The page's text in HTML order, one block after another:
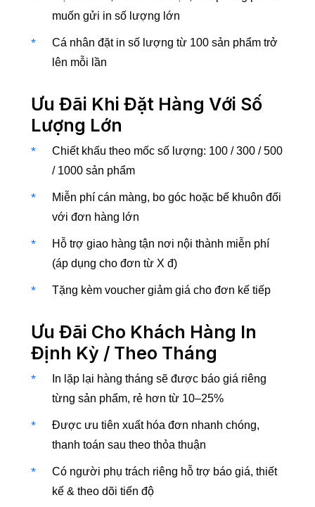
muốn gửi in số lượng lớn
Cá nhân đặt in số lượng từ 100 sản phẩm trở
lên mỗi lần
Ưu Đãi Khi Đặt Hàng Với Số
Lượng Lớn
Chiết khấu theo mốc số lượng: 100 / 300 / 500
/ 1000 sản phẩm
Miễn phí cán màng, bo góc hoặc bế khuôn đối
với đơn hàng lớn
Hỗ trợ giao hàng tận nơi nội thành miễn phí
(áp dụng cho đơn từ X đ)
Tặng kèm voucher giảm giá cho đơn kế tiếp
Ưu Đãi Cho Khách Hàng In
Định Kỳ / Theo Tháng
In lặp lại hàng tháng sẽ được báo giá riêng
từng sản phẩm, rẻ hơn từ 10–25%
Được ưu tiên xuất hóa đơn nhanh chóng,
thanh toán sau theo thỏa thuận
Có người phụ trách riêng hỗ trợ báo giá, thiết
kế & theo dõi tiến độ